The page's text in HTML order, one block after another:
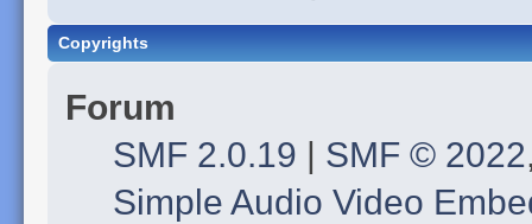
Copyrights
Forum
SMF 2.0.19 | SMF © 2022
Simple Audio Video